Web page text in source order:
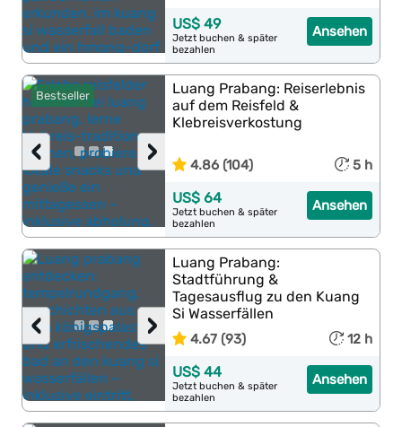
Ansehen
US$ 49
Jetzt buchen & später
bezahlen
Bestseller
›
‹
Luang Prabang: Reiserlebnis
auf dem Reisfeld &
Klebreisverkostung
4.86 (104) 5 h
Ansehen
US$ 64
Jetzt buchen & später
bezahlen
›
‹
Luang Prabang:
Stadtführung &
Tagesausflug zu den Kuang
Si Wasserfällen
4.67 (93) 12 h
Ansehen
US$ 44
Jetzt buchen & später
bezahlen